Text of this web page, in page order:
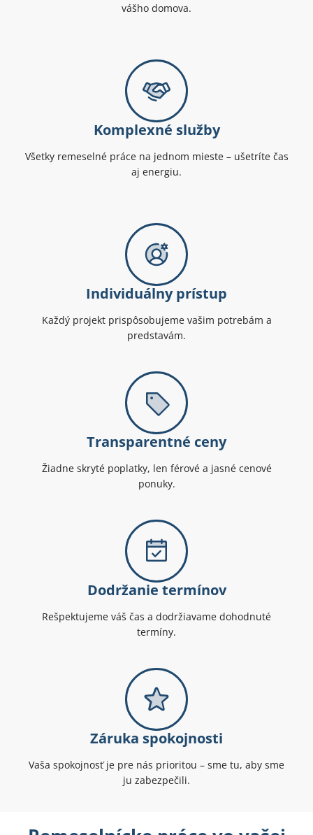
vášho domova.
Komplexné služby
Všetky remeselné práce na jednom mieste – ušetríte čas
aj energiu.
Individuálny prístup
Každý projekt prispôsobujeme vašim potrebám a
predstavám.
Transparentné ceny
Žiadne skryté poplatky, len férové a jasné cenové
ponuky.
Dodržanie termínov
Rešpektujeme váš čas a dodržiavame dohodnuté
termíny.
Záruka spokojnosti
Vaša spokojnosť je pre nás prioritou – sme tu, aby sme
ju zabezpečili.